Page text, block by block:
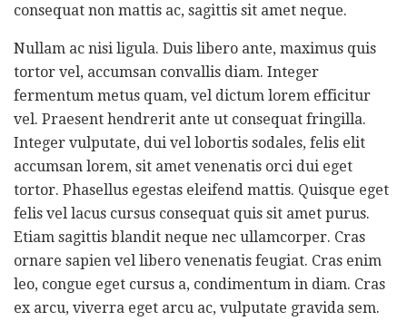
consequat non mattis ac, sagittis sit amet neque.
Nullam ac nisi ligula. Duis libero ante, maximus quis
tortor vel, accumsan convallis diam. Integer
fermentum metus quam, vel dictum lorem efficitur
vel. Praesent hendrerit ante ut consequat fringilla.
Integer vulputate, dui vel lobortis sodales, felis elit
accumsan lorem, sit amet venenatis orci dui eget
tortor. Phasellus egestas eleifend mattis. Quisque eget
felis vel lacus cursus consequat quis sit amet purus.
Etiam sagittis blandit neque nec ullamcorper. Cras
ornare sapien vel libero venenatis feugiat. Cras enim
leo, congue eget cursus a, condimentum in diam. Cras
ex arcu, viverra eget arcu ac, vulputate gravida sem.